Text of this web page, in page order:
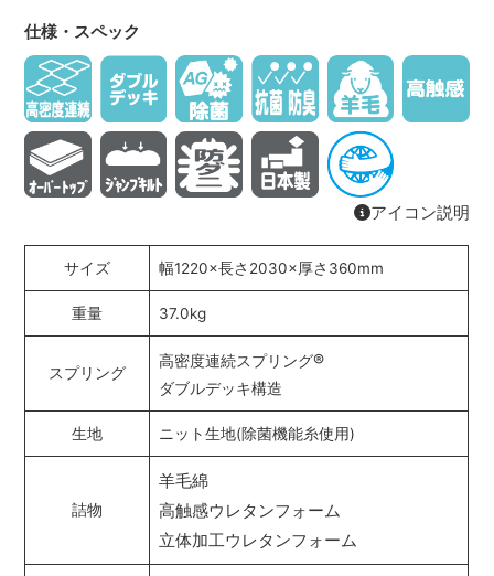
仕様・スペック
アイコン説明
サイズ 幅1220×長さ2030×厚さ360mm
重量 37.0kg
スプリング
高密度連続スプリング®
ダブルデッキ構造
生地 ニット生地(除菌機能糸使用)
詰物
羊毛綿
高触感ウレタンフォーム
立体加工ウレタンフォーム